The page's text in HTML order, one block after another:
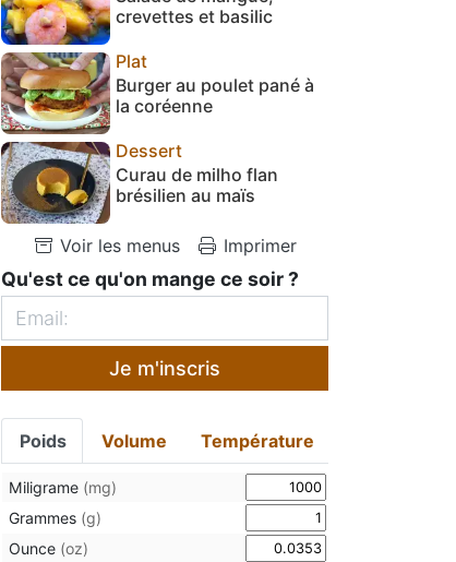
crevettes et basilic
Plat
Burger au poulet pané à
la coréenne
Dessert
Curau de milho flan
brésilien au maïs
Voir les menus Imprimer
Qu'est ce qu'on mange ce soir ?
Je m'inscris
Poids Volume Température
Miligrame (mg)
Grammes (g)
Ounce (oz)